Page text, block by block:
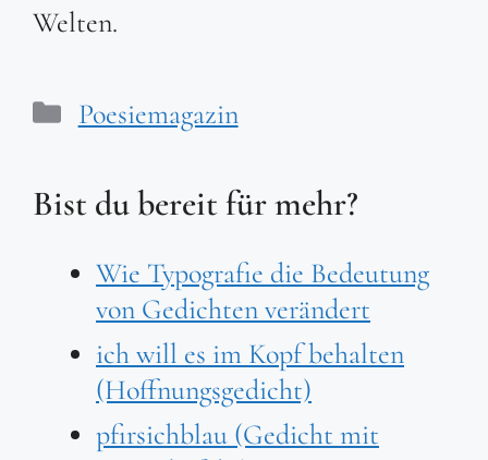
Welten.
Kategorien
Poesiemagazin
Bist du bereit für mehr?
Wie Typografie die Bedeutung
von Gedichten verändert
ich will es im Kopf behalten
(Hoffnungsgedicht)
pfirsichblau (Gedicht mit